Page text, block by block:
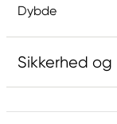
Dybde
Sikkerhed og
Ansvarlig EU